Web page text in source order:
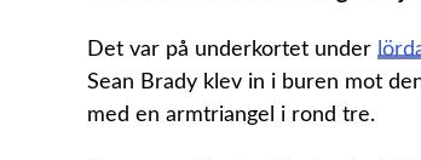
Det var på underkortet under
Sean Brady klev in i buren mot
med en armtriangel i rond tre.